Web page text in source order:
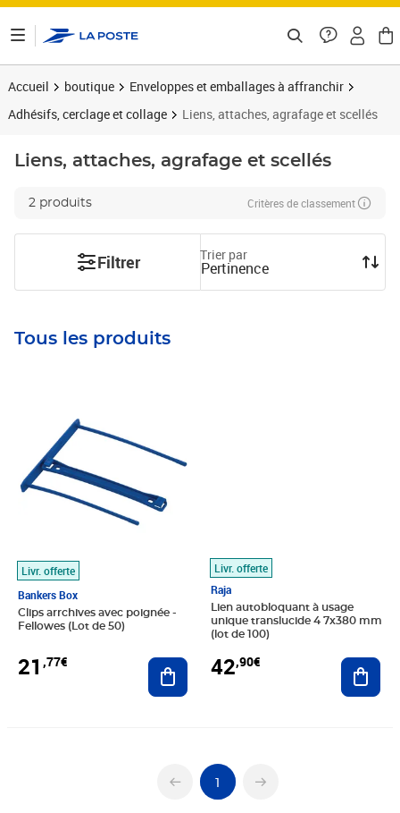
Accueil boutique
Enveloppes et emballages à affranchir
Adhésifs, cerclage et collage
Liens, attaches, agrafage et scellés
Liens, attaches, agrafage et scellés
2 produits Critères de classement
Filtrer Trier par
Pertinence
Tous les produits
Livr. offerte
Bankers Box
Clips arrchives avec poignée -
Fellowes (Lot de 50)
21 ,77€ Ajouter au panier
Livr. offerte
Raja
Lien autobloquant à usage
unique translucide 4 7x380 mm
(lot de 100)
42,90€
1